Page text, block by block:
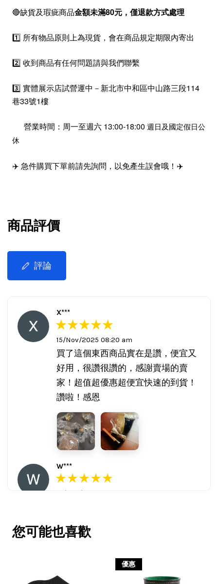
🔴缺貨及瑕疵商品金額未滿80元，僅退款方式處理
1️⃣ 所有物品原則上為現貨，會在商品規定期限內寄出
2️⃣ 收到商品有任何問題請與我們聯繫
3️⃣ 實體展示店試營運中－新北市中和區中山路三段114
巷33號1樓
營業時間：周一至週六 13:00-18:00 週日及國定假日公
休
✈️ 急件購買下單前請先詢問，以免產生誤會哦！✈️
商品評價
評論
X***
15/Nov/2025 08:20 am
買了這個東西商品實在是讚，便宜又
好用，很讚很讚的，感謝賣場的賣
家！超值超優惠超便宜快速的到貨！
讚啦！感恩
W***
16/Nov/2025 03:45 pm
這購買。希望賣家能多選賣更多商
您可能也喜歡
優惠